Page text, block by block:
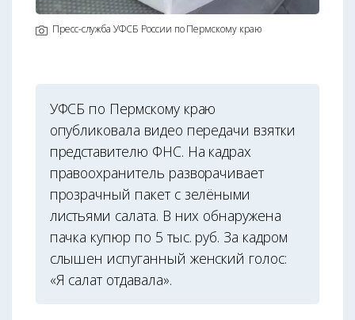
Пресс-служба УФСБ России по Пермскому краю
УФСБ по Пермскому краю
опубликовала видео передачи взятки
представителю ФНС. На кадрах
правоохранитель разворачивает
прозрачный пакет с зелёными
листьями салата. В них обнаружена
пачка купюр по 5 тыс. руб. За кадром
слышен испуганный женский голос:
«Я салат отдавала».